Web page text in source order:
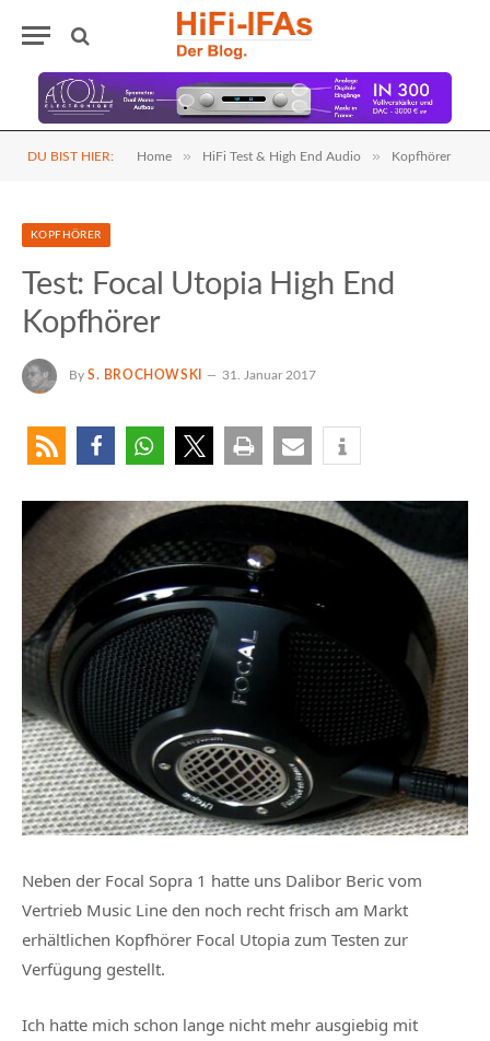
DU BIST HIER: Home » HiFi Test & High End Audio » Kopfhörer
KOPFHÖRER
Test: Focal Utopia High End
Kopfhörer
By S. BROCHOWSKI 31. Januar 2017
Neben der Focal Sopra 1 hatte uns Dalibor Beric vom
Vertrieb Music Line den noch recht frisch am Markt
erhältlichen Kopfhörer Focal Utopia zum Testen zur
Verfügung gestellt.
Ich hatte mich schon lange nicht mehr ausgiebig mit